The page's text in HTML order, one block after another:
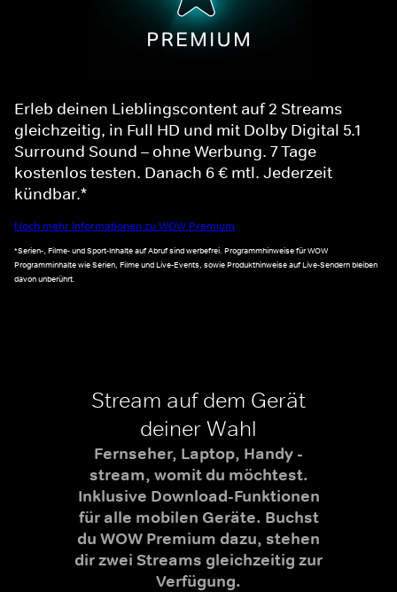
Erleb deinen Lieblingscontent auf 2 Streams
gleichzeitig, in Full HD und mit Dolby Digital 5.1
Surround Sound – ohne Werbung. 7 Tage
kostenlos testen. Danach 6 € mtl. Jederzeit
kündbar.*
Noch mehr Informationen zu WOW Premium
*Serien-, Filme- und Sport-Inhalte auf Abruf sind werbefrei. Programmhinweise für WOW
Programminhalte wie Serien, Filme und Live-Events, sowie Produkthinweise auf Live-Sendern bleiben
davon unberührt.
Stream auf dem Gerät
deiner Wahl
Fernseher, Laptop, Handy -
stream, womit du möchtest.
Inklusive Download-Funktionen
für alle mobilen Geräte. Buchst
du WOW Premium dazu, stehen
dir zwei Streams gleichzeitig zur
Verfügung.